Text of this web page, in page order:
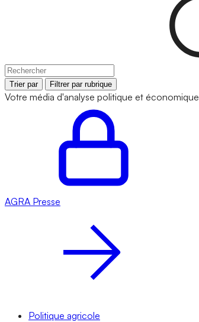
Trier par Filtrer par rubrique
Votre média d'analyse politique et économique
AGRA Presse
Politique agricole